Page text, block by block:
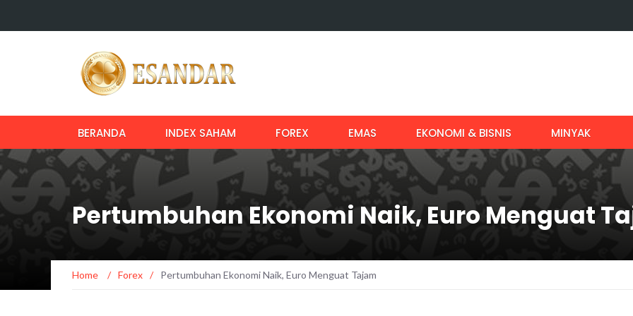
BERANDA INDEX SAHAM FOREX EMAS EKONOMI & BISNIS MINYAK
Pertumbuhan Ekonomi Naik, Euro Menguat
Home / Forex / Pertumbuhan Ekonomi Naik, Euro Menguat Tajam